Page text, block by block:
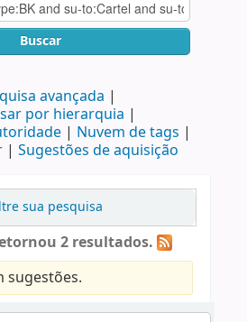
Buscar
avançada
por hierarquia
Nuvem de tags
Sugestões de aquisição
sua pesquisa
2 resultados.
sugestões.